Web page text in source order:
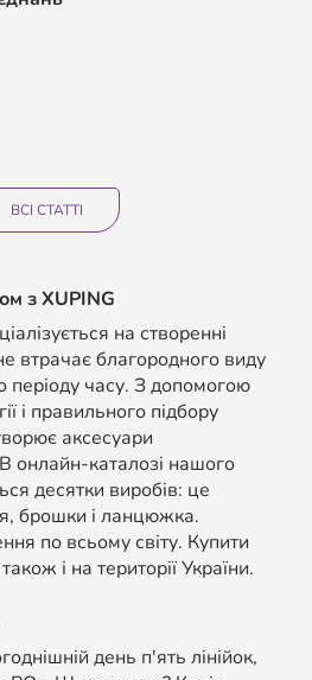
ВСІ СТАТТІ
зXUPING
на створенні
втрачає благородного виду
періоду часу. З допомогою
і правильного підбору
аксесуари
онлайн-каталозі нашого
десятки виробів: це
брошки і ланцюжка.
по всьому світу. Купити
і на території України.
день п'ять лінійок,